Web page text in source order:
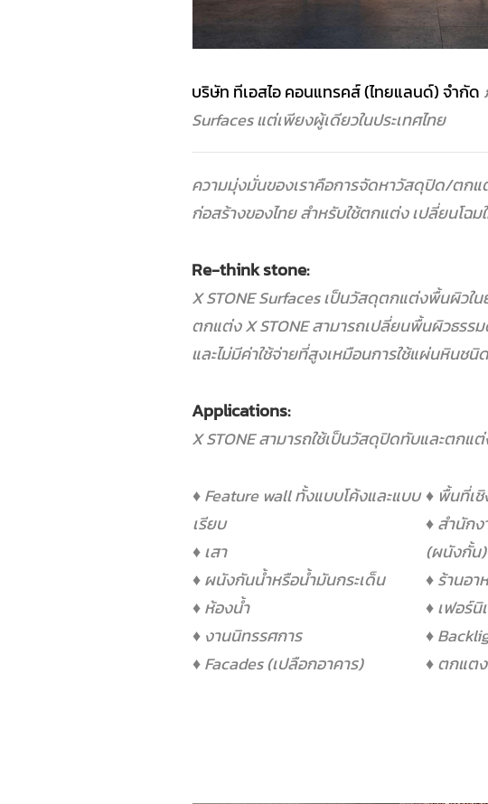
บริษัท ทีเอสไอ คอนแทรคส์ (ไทยแลนด์) จำกัด
Surfacesแต่เพียงผู้เดียวในประเทศไทย
ความมุ่งมั่นของเราคือการจัดหาวัสดุปิด/ตก
ก่อสร้างของไทยสำหรับใช้ตกแต่ง เปลี่ยนโฉ
Re-think stone:
X STONE Surfaces เป็นวัสดุตกแต่งพื้นผิว
ตกแต่ง X STONE สามารถเปลี่ยนพื้นผิวธร
และไม่มีค่าใช้จ่ายที่สูงเหมือนการใช้แผ่นหินชนิ
Applications:
X STONE สามารถใช้เป็นวัสดุปิดทับและต
♦ Feature wall ทั้งแบบโค้งและแบบ
เรียบ
♦ เสา
♦ ผนังกันน้ำหรือน้ำมันกระเด็น
♦ ห้องน้ำ
♦ งานนิทรรศการ
♦ Facades (เปลือกอาคาร)
♦ พื้นที่เ
♦ สำนัก
(ผนังกั้น)
♦ ร้านอา
♦ เฟอร์นิ
♦
♦ ตกแต